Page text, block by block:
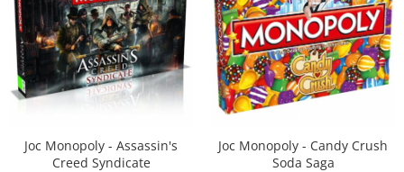
Joc Monopoly - Assassin's
Creed Syndicate
Joc Monopoly - Candy Crush
Soda Saga